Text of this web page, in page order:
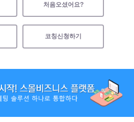
처음오셨어요?
코칭신청하기